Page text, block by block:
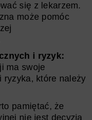
się z lekarzem.
może pomóc
i ryzyk:
ma swoje
ryzyka, które należy
pamiętać, że
nie jest decyzją